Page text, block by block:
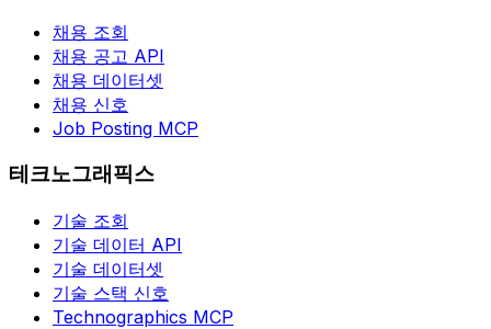
채용 조회
채용 공고 API
채용 데이터셋
채용 신호
Job Posting MCP
테크노그래픽스
기술 조회
기술 데이터 API
기술 데이터셋
기술 스택 신호
Technographics MCP